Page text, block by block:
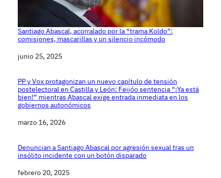
Santiago Abascal, acorralado por la “trama Koldo”:
comisiones, mascarillas y un silencio incómodo
Fecha
junio 25, 2025
PP y Vox protagonizan un nuevo capítulo de tensión
postelectoral en Castilla y León: Feijóo sentencia “¡Ya está
bien!” mientras Abascal exige entrada inmediata en los
gobiernos autonómicos
Fecha
marzo 16, 2026
Denuncian a Santiago Abascal por agresión sexual tras un
insólito incidente con un botón disparado
Fecha
febrero 20, 2025